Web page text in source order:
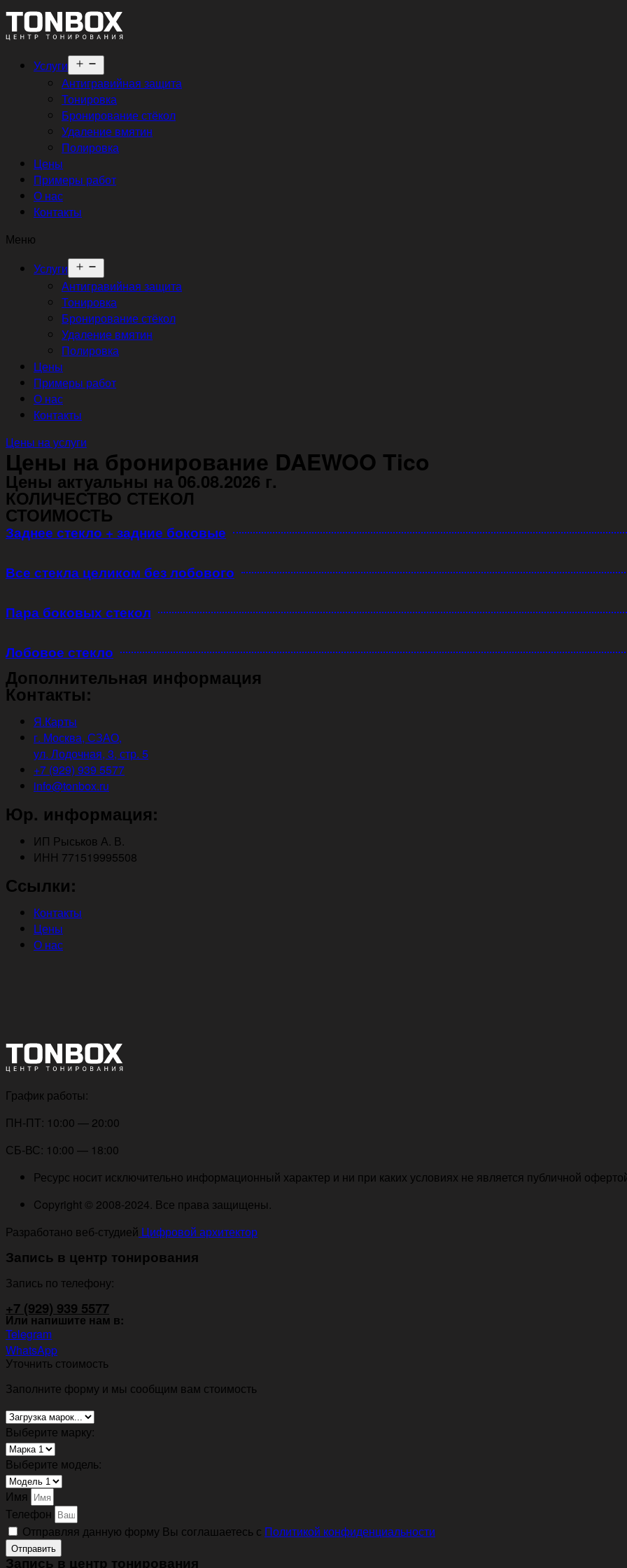
Услуги
меню
Антигравийная защита
Тонировка
Бронирование стёкол
Удаление вмятин
Полировка
Цены
Примеры работ
О нас
Контакты
Меню
Услуги
меню
Антигравийная защита
Тонировка
Бронирование стёкол
Удаление вмятин
Полировка
Цены
Примеры работ
О нас
Контакты
Цены на услуги
Цены на бронирование DAEWOO Tico
Цены актуальны на 06.08.2026 г.
КОЛИЧЕСТВО СТЕКОЛ
СТОИМОСТЬ
Заднее стекло + задние боковые
Все стекла целиком без лобового
Пара боковых стекол
Лобовое стекло
Дополнительная информация
Контакты:
Я.Карты
г. Москва, СЗАО,
ул. Лодочная, 3, стр. 5
+7 (929) 939 5577
info@tonbox.ru
Юр. информация:
ИП Рыськов А. В.
ИНН 771519995508
Ссылки:
Контакты
Цены
О нас
График работы:
ПН-ПТ: 10:00 — 20:00
СБ-ВС: 10:00 — 18:00
Ресурс носит исключительно информационный характер и ни при каких условиях не является публичной
Copyright © 2008-2024. Все права защищены.
Разработано веб-студией Цифровой архитектор
Запись в центр тонирования
Запись по телефону:
+7 (929) 939 5577
Или напишите нам в:
Telegram
WhatsApp
Уточнить стоимость
Заполните форму и мы сообщим вам стоимость
Выберите марку:
Выберите модель:
Имя
Телефон
Отправляя данную форму Вы соглашаетесь с Политикой конфиденциальности
Отправить
Запись в центр тонирования